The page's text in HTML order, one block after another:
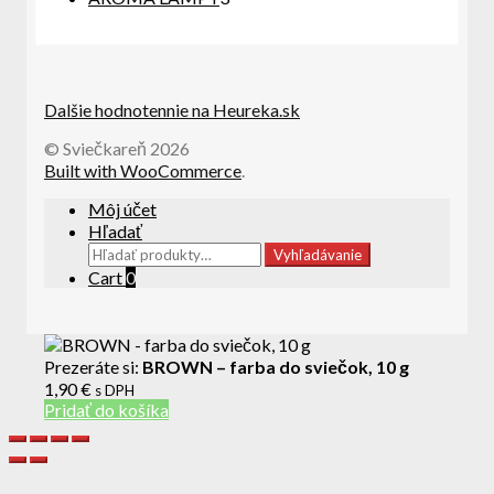
Dalšie hodnotennie na Heureka.sk
© Sviečkareň 2026
Built with WooCommerce.
Môj účet
Hľadať
Hľadať:
Vyhľadávanie
Cart0
Prezeráte si: BROWN – farba do sviečok, 10 g
1,90€ s DPH
Pridať do košíka